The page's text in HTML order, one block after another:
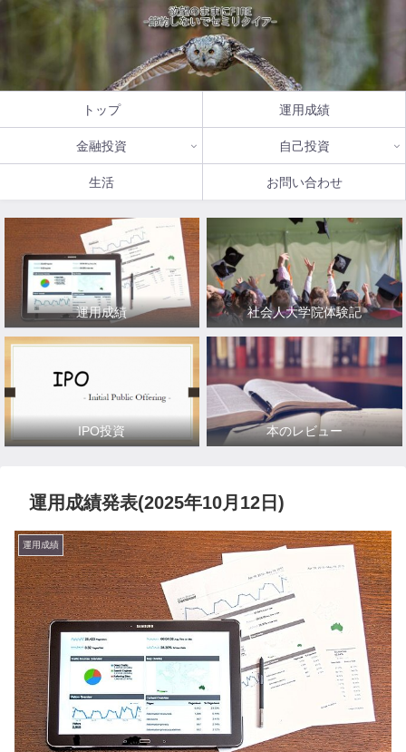
トップ 運用成績
金融投資 自己投資
生活 お問い合わせ
運用成績 社会人大学院体験記
IPO投資 本のレビュー
運用成績発表(2025年10月12日)
運用成績